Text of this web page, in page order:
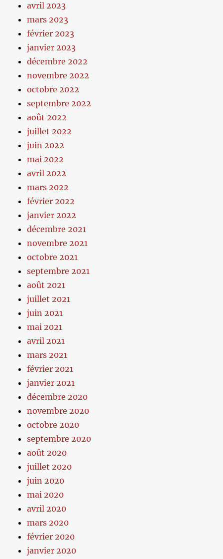
avril 2023
mars 2023
février 2023
janvier 2023
décembre 2022
novembre 2022
octobre 2022
septembre 2022
août 2022
juillet 2022
juin 2022
mai 2022
avril 2022
mars 2022
février 2022
janvier 2022
décembre 2021
novembre 2021
octobre 2021
septembre 2021
août 2021
juillet 2021
juin 2021
mai 2021
avril 2021
mars 2021
février 2021
janvier 2021
décembre 2020
novembre 2020
octobre 2020
septembre 2020
août 2020
juillet 2020
juin 2020
mai 2020
avril 2020
mars 2020
février 2020
janvier 2020